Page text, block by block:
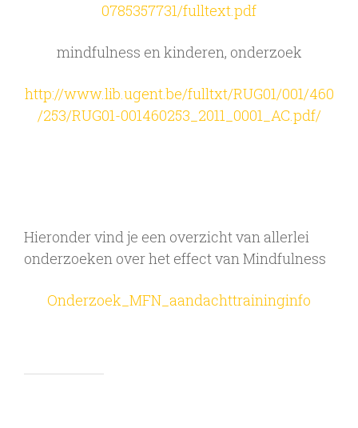
0785357731/fulltext.pdf
mindfulness en kinderen, onderzoek
http://www.lib.ugent.be/fulltxt/RUG01/001/460
/253/RUG01-001460253_2011_0001_AC.pdf/
Hieronder vind je een overzicht van allerlei
onderzoeken over het effect van Mindfulness
Onderzoek_MFN_aandachttraininginfo